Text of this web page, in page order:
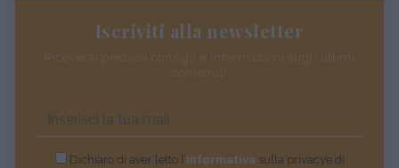
Iscriviti alla newsletter
Riceverai preziosi consigli e informazioni sugli ultimi
contenuti
Dichiaro di aver letto l’informativasulla privacye di